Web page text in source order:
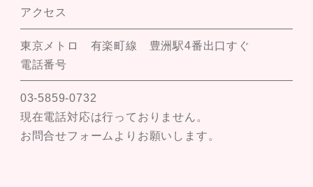
アクセス
東京メトロ 有楽町線 豊洲駅4番出口すぐ
電話番号
03-5859-0732
現在電話対応は行っておりません。
お問合せフォームよりお願いします。